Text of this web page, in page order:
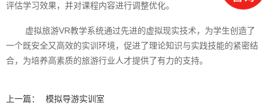
评估学习效果，并对课程内容进行调整优化。
虚拟旅游VR教学系统通过先进的虚拟现实技术，为学生创造了
一个既安全又高效的实训环境，促进了理论知识与实践技能的紧密结
合，为培养高素质的旅游行业人才提供了有力的支持。‍
上一篇：
模拟导游实训室